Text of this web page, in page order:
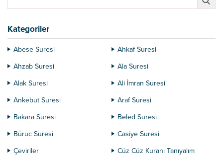
Kategoriler
Abese Suresi
Ahkaf Suresi
Ahzab Suresi
Ala Suresi
Alak Suresi
Ali İmran Suresi
Ankebut Suresi
Araf Suresi
Bakara Suresi
Beled Suresi
Büruc Suresi
Casiye Suresi
Çeviriler
Cüz Cüz Kuranı Tanıyalım